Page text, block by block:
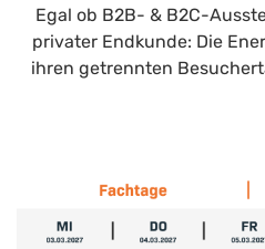
Egal ob B2B- & B2C-
privater Endkunde: Die
ihren getrennten